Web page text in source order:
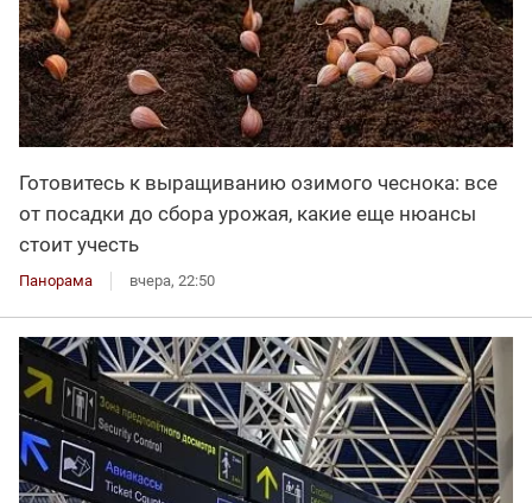
Готовитесь к выращиванию озимого чеснока: все
от посадки до сбора урожая, какие еще нюансы
стоит учесть
Панорама вчера, 22:50